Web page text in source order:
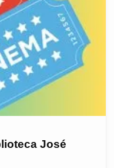
José